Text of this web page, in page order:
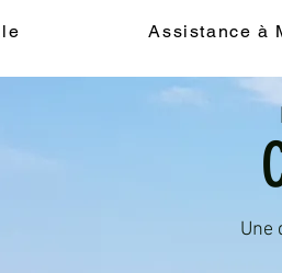
Assistance à
Une